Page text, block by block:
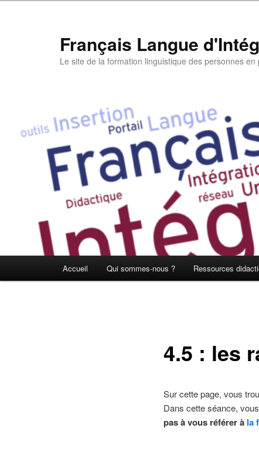
Français Langue
Le site de la formation linguistique des personnes
Accueil Qui sommes-nous ? Ressources
4.5 : les
Sur cette page, vous
Dans cette séance,
pas à vous référer à la